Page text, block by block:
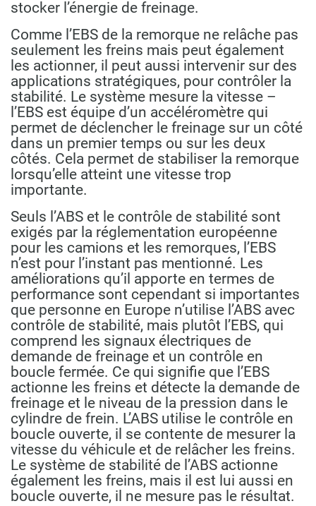
stocker l’énergie de freinage.
Comme l’EBS de la remorque ne relâche pas
seulement les freins mais peut également
les actionner, il peut aussi intervenir sur des
applications stratégiques, pour contrôler la
stabilité. Le système mesure la vitesse –
l’EBS est équipe d’un accéléromètre qui
permet de déclencher le freinage sur un côté
dans un premier temps ou sur les deux
côtés. Cela permet de stabiliser la remorque
lorsqu’elle atteint une vitesse trop
importante.
Seuls l’ABS et le contrôle de stabilité sont
exigés par la réglementation européenne
pour les camions et les remorques, l’EBS
n’est pour l’instant pas mentionné. Les
améliorations qu’il apporte en termes de
performance sont cependant si importantes
que personne en Europe n’utilise l’ABS avec
contrôle de stabilité, mais plutôt l’EBS, qui
comprend les signaux électriques de
demande de freinage et un contrôle en
boucle fermée. Ce qui signifie que l’EBS
actionne les freins et détecte la demande de
freinage et le niveau de la pression dans le
cylindre de frein. L’ABS utilise le contrôle en
boucle ouverte, il se contente de mesurer la
vitesse du véhicule et de relâcher les freins.
Le système de stabilité de l’ABS actionne
également les freins, mais il est lui aussi en
boucle ouverte, il ne mesure pas le résultat.